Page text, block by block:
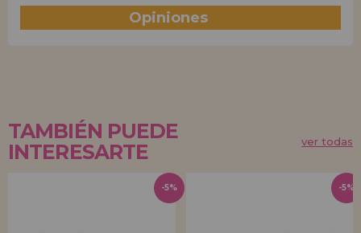
Opiniones
TAMBIÉN PUEDE
INTERESARTE
ver todas
-5% -5%